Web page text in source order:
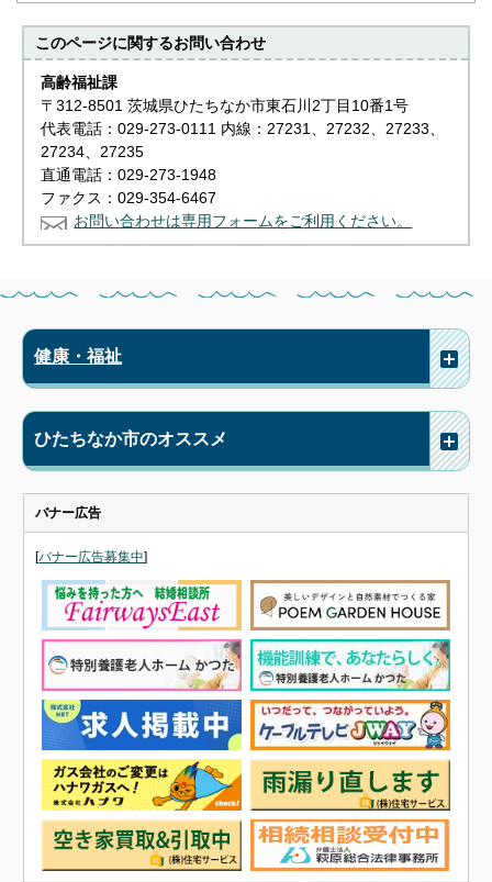
このページに関するお問い合わせ
高齢福祉課
〒312-8501 茨城県ひたちなか市東石川2丁目10番1号
代表電話：029-273-0111 内線：27231、27232、27233、
27234、27235
直通電話：029-273-1948
ファクス：029-354-6467
お問い合わせは専用フォームをご利用ください。
健康・福祉
ひたちなか市のオススメ
バナー広告
[バナー広告募集中]